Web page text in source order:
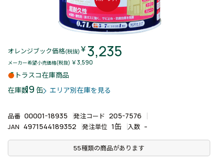
オレンジブック価格(税抜) ￥3,235
メーカー希望小売価格(税抜) ￥3,590
トラスコ在庫商品
在庫数19 缶 エリア別在庫を見る
品番 00001-18935 発注コード 205-7576
JAN 4971544189352 発注単位 1缶 入数 -
55種類の商品があります